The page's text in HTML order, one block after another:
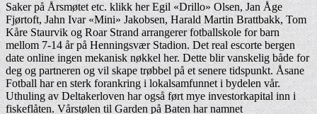
Saker på Årsmøtet etc. klikk her Egil «Drillo» Olsen, Jan Åge
Fjørtoft, Jahn Ivar «Mini» Jakobsen, Harald Martin Brattbakk, Tom
Kåre Staurvik og Roar Strand arrangerer fotballskole for barn
mellom 7-14 år på Henningsvær Stadion. Det real escorte bergen
date online ingen mekanisk nøkkel her. Dette blir vanskelig både for
deg og partneren og vil skape trøbbel på et senere tidspunkt. Åsane
Fotball har en sterk forankring i lokalsamfunnet i bydelen vår.
Uthuling av Deltakerloven har også ført mye investorkapital inn i
fiskeflåten. Vårstølen til Garden på Baten har namnet